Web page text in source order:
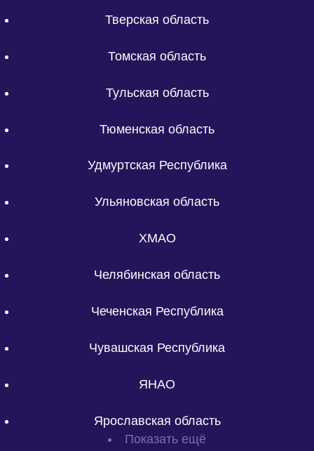
Тверская область
Томская область
Тульская область
Тюменская область
Удмуртская Республика
Ульяновская область
ХМАО
Челябинская область
Чеченская Республика
Чувашская Республика
ЯНАО
Ярославская область
Показать ещё